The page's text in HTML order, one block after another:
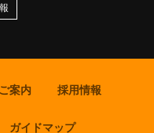
案内 採用情報
ガイドマップ